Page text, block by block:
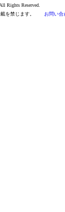
Rights Reserved.
載を禁じます。 お問い合